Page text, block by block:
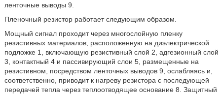
ленточные выводы 9.
Пленочный резистор работает следующим образом.
Мощный сигнал проходит через многослойную пленку
резистивных материалов, расположенную на диэлектрической
подложке 1, включающую резистивный слой 2, адгезионный слой
3, контактный 4 и пассивирующий слои 5, размещенные на
резистивном, посредством ленточных выводов 9, ослабляясь и,
соответственно, приводит к нагреву резистора с последующей
передачей тепла через теплоотводящее основание 8. Защитный